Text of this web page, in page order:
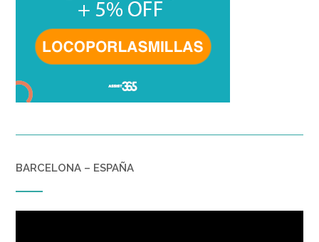
BARCELONA – ESPAÑA